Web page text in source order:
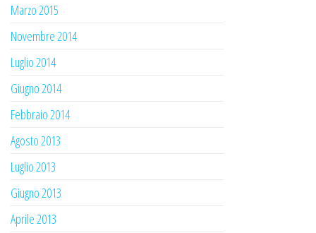
Marzo 2015
Novembre 2014
Luglio 2014
Giugno 2014
Febbraio 2014
Agosto 2013
Luglio 2013
Giugno 2013
Aprile 2013